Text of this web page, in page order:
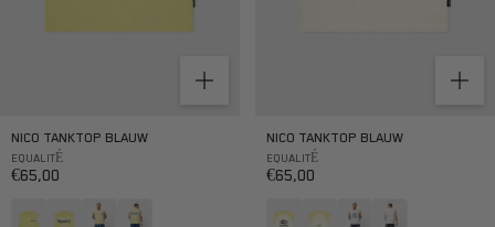
NICO TANKTOP BLAUW
EQUALITÉ
Aanbiedingsprijs
€65,00
NICO TANKTOP BLAUW
EQUALITÉ
Aanbiedingsprijs
€65,00